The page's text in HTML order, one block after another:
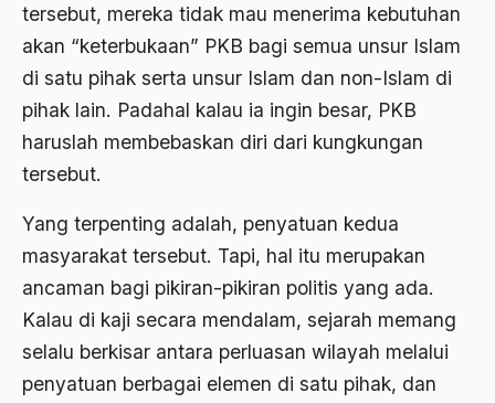
tersebut, mereka tidak mau menerima kebutuhan
akan “keterbukaan” PKB bagi semua unsur Islam
di satu pihak serta unsur Islam dan non-Islam di
pihak lain. Padahal kalau ia ingin besar, PKB
haruslah membebaskan diri dari kungkungan
tersebut.
Yang terpenting adalah, penyatuan kedua
masyarakat tersebut. Tapi, hal itu merupakan
ancaman bagi pikiran-pikiran politis yang ada.
Kalau di kaji secara mendalam, sejarah memang
selalu berkisar antara perluasan wilayah melalui
penyatuan berbagai elemen di satu pihak, dan
1974
1973
1972
1971
agama
Agama & Negara
Agama Asli
Agama Asli Indonesia
Agama dan negaraa
Agama dan Pemerintah
Agama dan Politik
Agama dan Praktis